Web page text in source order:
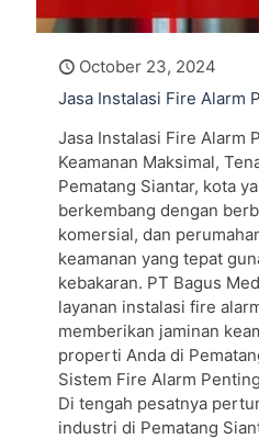
October 23, 2024
Jasa Instalasi Fire Alarm
Jasa Instalasi Fire Alarm
Keamanan Maksimal,
Pematang Siantar, kota
berkembang dengan
komersial, dan
keamanan yang tepat
kebakaran. PT Bagus
layanan instalasi fire
memberikan jaminan
properti Anda di
Sistem Fire Alarm
Di tengah pesatnya
industri di Pematang